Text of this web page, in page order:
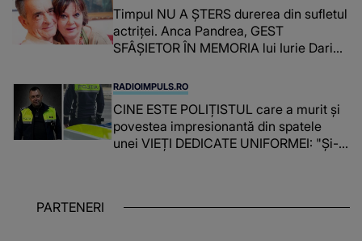
Timpul NU A ȘTERS durerea din sufletul
actriței. Anca Pandrea, GEST
SFÂȘIETOR ÎN MEMORIA lui Iurie Darie:
timpul parcă..."
RADIOIMPULS.RO
CINE ESTE POLIȚISTUL care a murit și
povestea impresionantă din spatele
unei VIEȚI DEDICATE UNIFORMEI: "Și-a
PARTENERI